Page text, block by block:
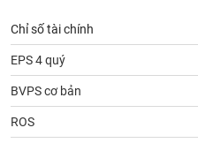
Chỉ số tài chính
EPS 4 quý
BVPS cơ bản
ROS
Tất cả Người nội bộ
Tin
tức
(-)